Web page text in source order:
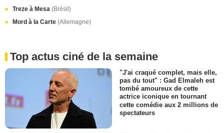
Treze à Mesa (Brésil)
Mord à la Carte (Allemagne)
Top actus ciné de la semaine
"J'ai craqué complet, mais elle,
pas du tout" : Gad Elmaleh est
tombé amoureux de cette
actrice iconique en tournant
cette comédie aux 2 millions de
spectateurs